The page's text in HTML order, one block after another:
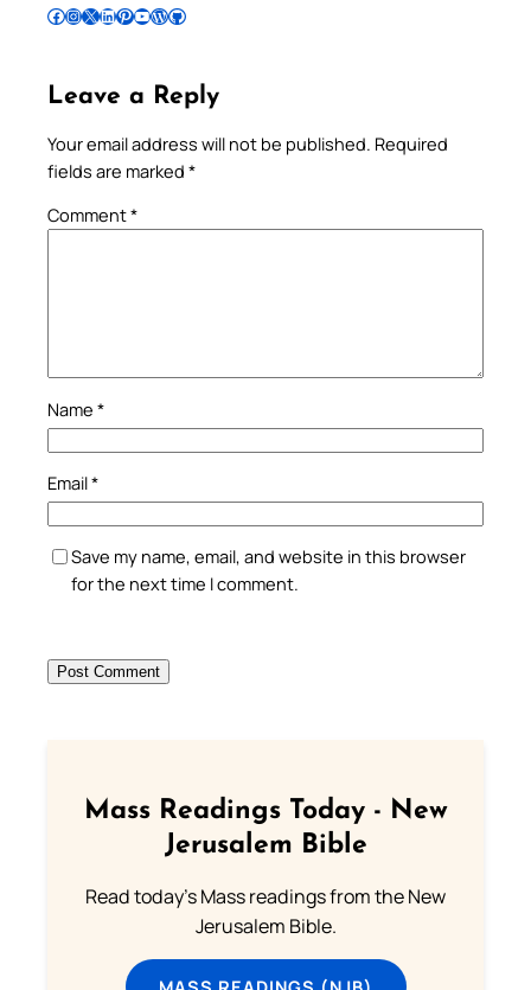
Follow Pradeep on Facebook Follow Pradeep on InstagramFollow Pradeep on X Follow Pradeep on LinkedIn Follow Pradeep on Pinterest Subscribe to Pradeep’s Youtube Channel Follow Pradeep on WordPress Follow Pradeep on GitHub
Leave a Reply
Your email address will not be published. Required
fields are marked *
Comment*
Name *
Email*
Save my name, email, and website in this browser
for the next time I comment.
Mass Readings Today - New
Jerusalem Bible
Read today's Mass readings from the New
Jerusalem Bible.